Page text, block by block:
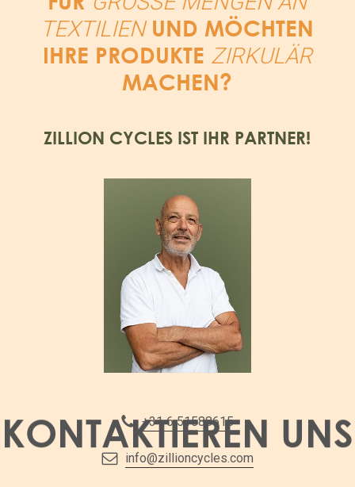
EXTILIEN
UND MÖCHTEN
IHRE PRODUKTE ZIRKULÄR
MACHEN?
ZILLION CYCLES IST IHR PARTNER!
KONTAKTIEREN UNS
‪+31 6 51588615‬
info@zillioncycles.com